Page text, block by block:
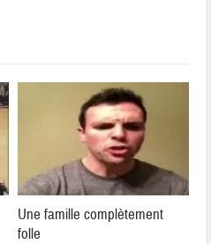
Une famille complètement
folle